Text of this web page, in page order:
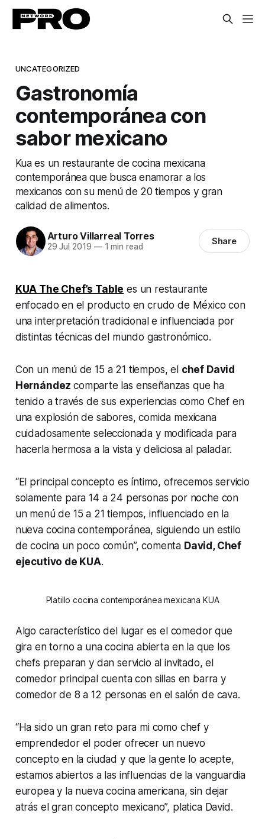
UNCATEGORIZED
Gastronomía
contemporánea con
sabor mexicano
Kua es un restaurante de cocina mexicana
contemporánea que busca enamorar a los
mexicanos con su menú de 20 tiempos y gran
calidad de alimentos.
Arturo Villarreal Torres
29 Jul 2019 —1 min read Share
KUA The Chef’s Table es un restaurante
enfocado en el producto en crudo de México con
una interpretación tradicional e influenciada por
distintas técnicas del mundo gastronómico.
Con un menú de 15 a 21 tiempos, el chef David
Hernándezcomparte las enseñanzas que ha
tenido a través de sus experiencias como Chef en
una explosión de sabores, comida mexicana
cuidadosamente seleccionada y modificada para
hacerla hermosa a la vista y deliciosa al paladar.
“El principal concepto es íntimo, ofrecemos servicio
solamente para 14 a 24 personas por noche con
un menú de 15 a 21 tiempos, influenciado en la
nueva cocina contemporánea, siguiendo un estilo
de cocina un poco común”, comenta David, Chef
ejecutivo de KUA.
Platillo cocina contemporánea mexicana KUA
Algo característico del lugar es el comedor que
gira en torno a una cocina abierta en la que los
chefs preparan y dan servicio al invitado, el
comedor principal cuenta con sillas en barra y
comedor de 8 a 12 personas en el salón de cava.
“Ha sido un gran reto para mi como chef y
emprendedor el poder ofrecer un nuevo
concepto en la ciudad y que la gente lo acepte,
estamos abiertos a las influencias de la vanguardia
europea y la nueva cocina americana, sin dejar
atrás el gran concepto mexicano”, platica David.